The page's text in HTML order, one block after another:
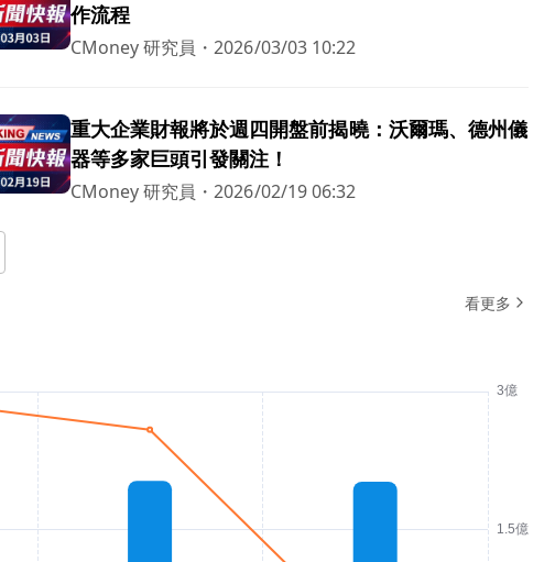
作流程
CMoney 研究員 ・2026/03/03 10:22
重大企業財報將於週四開盤前揭曉：沃爾瑪、德州儀
器等多家巨頭引發關注！
CMoney 研究員 ・2026/02/19 06:32
看更多